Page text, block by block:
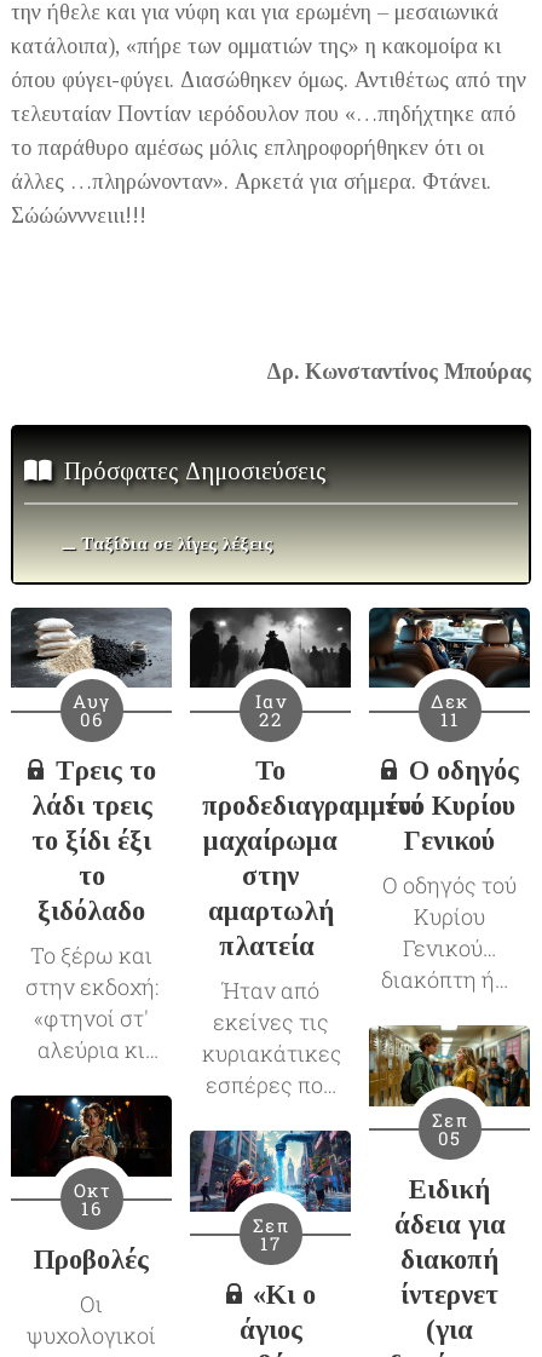
την ήθελε και για νύφη και για ερωμένη – μεσαιωνικά
κατάλοιπα), «πήρε των ομματιών της» η κακομοίρα κι
όπου φύγει-φύγει. Διασώθηκεν όμως. Αντιθέτως από την
τελευταίαν Ποντίαν ιερόδουλον που «…πηδήχτηκε από
το παράθυρο αμέσως μόλις επληροφορήθηκεν ότι οι
άλλες …πληρώνονταν». Αρκετά για σήμερα. Φτάνει.
Σώώώνννειιι!!!
Δρ. Κωνσταντίνος Μπούρας
Πρόσφατες Δημοσιεύσεις
⚊ Ταξίδια σε λίγες λέξεις
Αυγ
06
Τρεις το
λάδι τρεις
το ξίδι έξι
το
ξιδόλαδο
Το ξέρω και
στην εκδοχή:
«φτηνοί στ'
αλεύρια κι
στάχτη». Αν
και δεν είναι
το ίδιο
πράγμα.
Καθόλου μα
καθόλου.
Μπορεί όμως
και να είναι.
Ιαν
22
Το
προδεδιαγραμμένο
μαχαίρωμα
στην
αμαρτωλή
πλατεία
Ήταν από
εκείνες τις
κυριακάτικες
εσπέρες που
το
τραγουδάκι –
θα ήθελες να
μην
ξημέρωνε
ποτέ
Δευτέρα.
Δεκ
11
Ο οδηγός
τού Κυρίου
Γενικού
Ο οδηγός τού
Κυρίου
Γενικού…
διακόπτη ήτο
αλλά
αθωώθηκε.
Διαφθορά
στο Δημόσιο
κι όχι μόνο
(Μαφία και
Καμόρα – η
λογική τής
συμμορίας,
αλλαξοκωλιές
Οκτ
16
Προβολές
Οι
ψυχολογικοί
Σεπ
17
«Κι ο
άγιος
Σεπ
05
Ειδική
άδεια για
διακοπή
ίντερνετ
(για